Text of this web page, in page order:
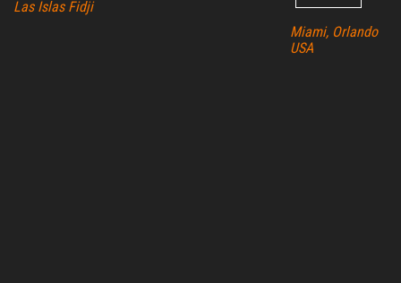
Las Islas Fidji
Miami, Orlando
USA